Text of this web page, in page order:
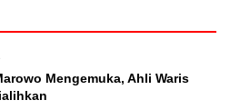
Mengemuka, Ahli Waris